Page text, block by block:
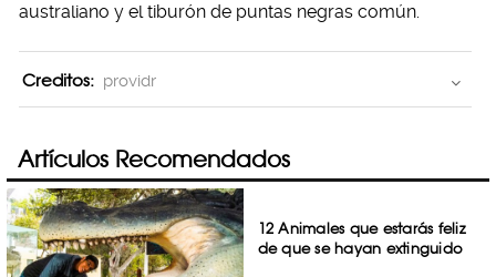
australiano y el tiburón de puntas negras común.
Creditos: providr
Artículos Recomendados
12 Animales que estarás feliz
de que se hayan extinguido